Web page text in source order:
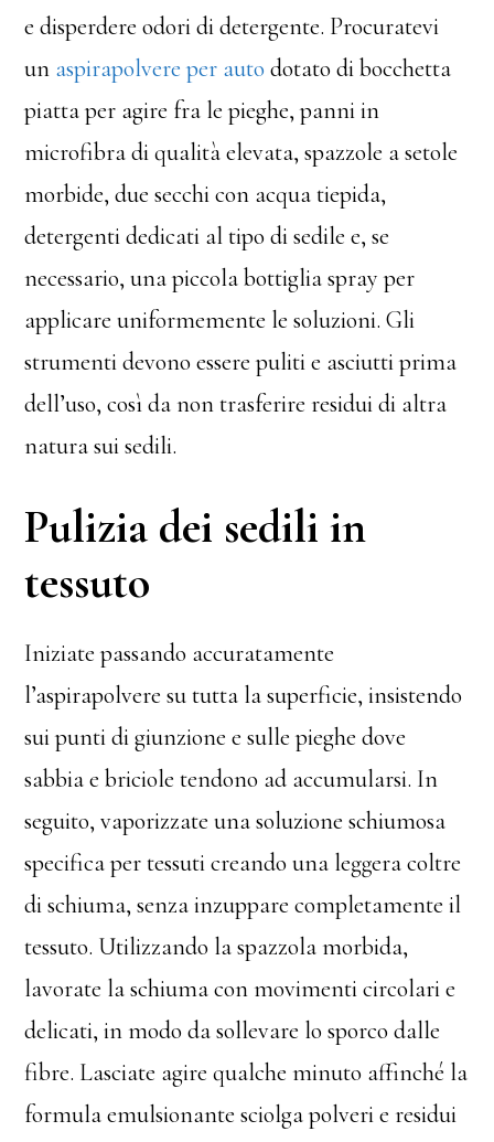
e disperdere odori di detergente. Procuratevi
un aspirapolvere per autodotato di bocchetta
piatta per agire fra le pieghe, panni in
microfibra di qualità elevata, spazzole a setole
morbide, due secchi con acqua tiepida,
detergenti dedicati al tipo di sedile e, se
necessario, una piccola bottiglia spray per
applicare uniformemente le soluzioni. Gli
strumenti devono essere puliti e asciutti prima
dell’uso, così da non trasferire residui di altra
natura sui sedili.
Pulizia dei sedili in
tessuto
Iniziate passando accuratamente
l’aspirapolvere su tutta la superficie, insistendo
sui punti di giunzione e sulle pieghe dove
sabbia e briciole tendono ad accumularsi. In
seguito, vaporizzate una soluzione schiumosa
specifica per tessuti creando una leggera coltre
di schiuma, senza inzuppare completamente il
tessuto. Utilizzando la spazzola morbida,
lavorate la schiuma con movimenti circolari e
delicati, in modo da sollevare lo sporco dalle
fibre. Lasciate agire qualche minuto affinché la
formula emulsionante sciolga polveri e residui